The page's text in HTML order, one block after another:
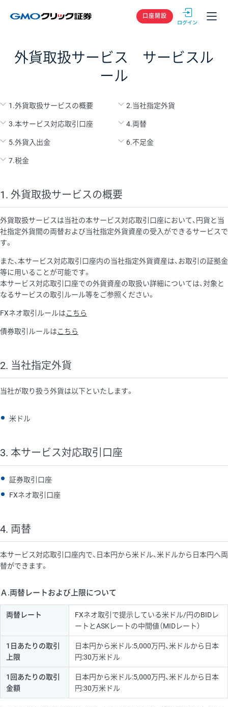
GMOクリック
口座開設
外貨取扱サービス サービスル
ール
1.外貨取扱サービスの概要 2.当社指定外貨
3.本サービス対応取引口座 4.両替
5.外貨入出金 6.不足金
7.税金
1. 外貨取扱サービスの概要
外貨取扱サービスは当社の本サービス対応取引口座において、円貨と当
社指定外貨間の両替および当社指定外貨資産の受入ができるサービスで
す。
また、本サービス対応取引口座内の当社指定外貨資産は、お取引の証拠金
等に用いることが可能です。
本サービス対応取引口座での外貨資産の取扱い詳細については、対象と
なるサービスの取引ルール等をご参照ください。
FXネオ取引ルールはこちら
債券取引ルールはこちら
2. 当社指定外貨
当社が取り扱う外貨は以下といたします。
米ドル
3. 本サービス対応取引口座
証券取引口座
FXネオ取引口座
4. 両替
本サービス対応取引口座内で、日本円から米ドル、米ドルから日本円へ両
替ができます。
Ａ.両替レートおよび上限について
両替レート
FXネオ取引で提示している米ドル/円のBIDレ
ートとASKレートの中間値（MIDレート）
1日あたりの取引
上限
日本円から米ドル:5,000万円、米ドルから日本
円:30万米ドル
1回あたりの取引
金額
日本円から米ドル:5,000万円、米ドルから日本
円:30万米ドル